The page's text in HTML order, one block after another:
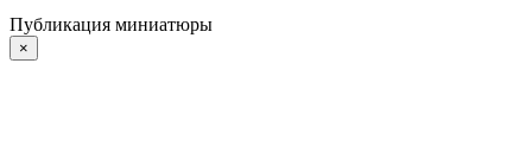
Публикация миниатюры
×